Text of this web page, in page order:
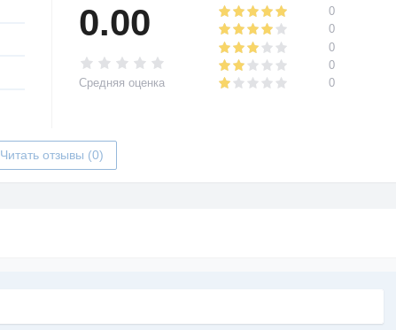
0.00
Средняя оценка
0
0
0
0
0
Читать отзывы (0)